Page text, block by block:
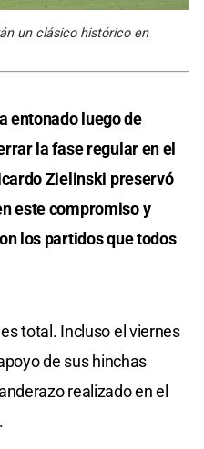
un clásico histórico en
entonado luego de
la fase regular en el
Zielinski preservó
este compromiso y
los partidos que todos
total. Incluso el viernes
de sus hinchas
realizado en el